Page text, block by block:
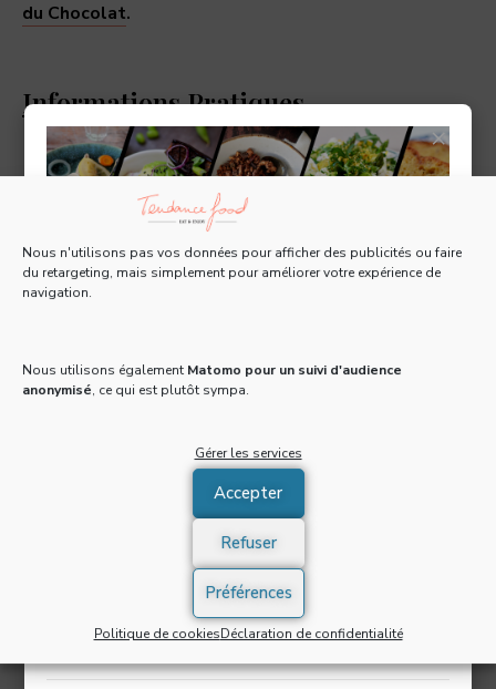
Nous n'utilisons pas vos données pour afficher des publicités ou faire
du retargeting, mais simplement pour améliorer votre expérience de
navigation.
Nous utilisons également Matomo pour un suivi d'audience
anonymisé, ce qui est plutôt sympa.
Gérer les services
Accepter
Refuser
Préférences
Politique de cookiesDéclaration de confidentialité
du Chocolat.
Informations Pratiques
Salon du Chocolat
Viparis, Porte de Versailles (Pavillon 5)
2014 , ouverture tous les jours de 10h à 19h
6,50 €
Gratuit pour les moins de 3 ans
×
Tous les 15 jours, recevez une Newsletter gratuite
Email *
J'accepte de recevoir la newsletter et confirme avoir
pris connaissance de lapolitique de confidentialité
S'INSCRIRE